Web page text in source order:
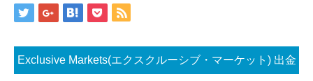
Exclusive Markets(エクスクルーシブ・マーケット) 出金